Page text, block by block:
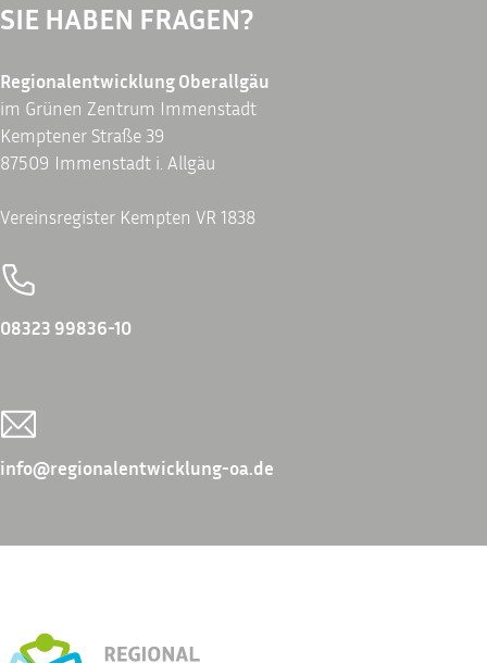
SIE HABEN FRAGEN?
Regionalentwicklung Oberallgäu
im Grünen Zentrum Immenstadt
Kemptener Straße 39
87509 Immenstadt i. Allgäu
Vereinsregister Kempten VR 1838
08323 99836-10
info@regionalentwicklung-oa.de